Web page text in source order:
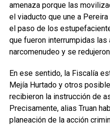
amenaza porque las
el viaducto que une a
el paso de los
que fueron interrumpidas
narcomenudeo y se
En ese sentido, la Fiscalía
Mejía Hurtado y otros
recibieron la instrucción de
Precisamente, alias Truan
planeación de la acción